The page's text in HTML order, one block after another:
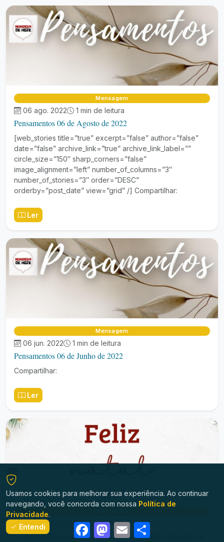
Mensagem
06 ago. 2022 1 min de leitura
Pensamentos 06 de Agosto de 2022
[web_stories title=”true” excerpt=”false” author=”false”
date=”false” archive_link=”true” archive_link_label=””
circle_size=”150″ sharp_corners=”false”
image_alignment=”left” number_of_columns=”3″
number_of_stories=”3″ order=”DESC”
orderby=”post_date” view=”grid” /] Compartilhar:
Ler
Mensagem
06 jun. 2022 1 min de leitura
Pensamentos 06 de Junho de 2022
Compartilhar:
Ler
18 dez. 2023 1 min de leitura
Contagem Regressiva para o Natal 2023: 18 de dezembro de
Usamos cookies para melhorar sua experiência. Ao continuar
navegando, você concorda com nossa Política de
Privacidade.
Entendi
FacebookMastodon
Email